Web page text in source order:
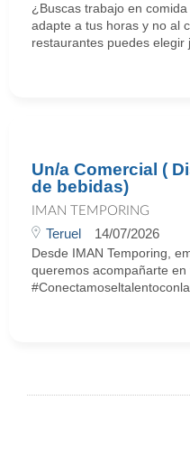
¿Buscas trabajo en
adapte a tus horas y no al
restaurantes puedes elegir
Un/a Comercial (
de bebidas)
IMAN TEMPORING
Teruel 14/07/2026
Desde IMAN Temporing,
queremos acompañarte en